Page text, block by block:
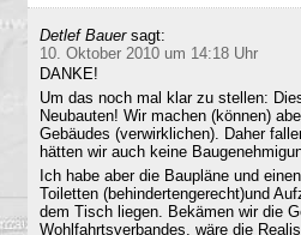
Detlef Bauer sagt:
10. Oktober 2010 um 14:18 Uhr
DANKE!
Um das noch mal klar zu stellen:
Neubauten! Wir machen (können)
Gebäudes (verwirklichen). Daher
hätten wir auch keine
Ich habe aber die Baupläne und
Toiletten (behindertengerecht)und
dem Tisch liegen. Bekämen wir die
Wohlfahrtsverbandes, wäre die